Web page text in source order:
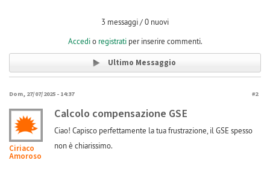
3 messaggi / 0 nuovi
Accedio registratiper inserire commenti.
Ultimo Messaggio
Dom, 27/07/2025 - 14:37 #2
Ciriaco
Amoroso
Calcolo compensazione GSE
Ciao! Capisco perfettamente la tua frustrazione, il GSE spesso
non è chiarissimo.